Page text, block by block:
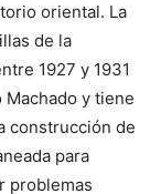
oriental. La
de la
1927 y 1931
y tiene
construcción de
para
problemas